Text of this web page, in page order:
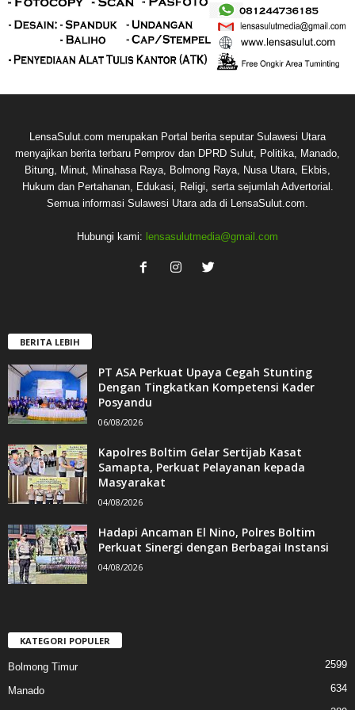
LensaSulut.com merupakan Portal berita seputar Sulawesi Utara
menyajikan berita terbaru Pemprov dan DPRD Sulut, Politika, Manado,
Bitung, Minut, Minahasa Raya, Bolmong Raya, Nusa Utara, Ekbis,
Hukum dan Pertahanan, Edukasi, Religi, serta sejumlah Advertorial.
Semua informasi Sulawesi Utara ada di LensaSulut.com.
Hubungi kami: lensasulutmedia@gmail.com
BERITA LEBIH
PT ASA Perkuat Upaya Cegah Stunting
Dengan Tingkatkan Kompetensi Kader
Posyandu
06/08/2026
Kapolres Boltim Gelar Sertijab Kasat
Samapta, Perkuat Pelayanan kepada
Masyarakat
04/08/2026
Hadapi Ancaman El Nino, Polres Boltim
Perkuat Sinergi dengan Berbagai Instansi
04/08/2026
KATEGORI POPULER
Bolmong Timur 2599
Manado 634